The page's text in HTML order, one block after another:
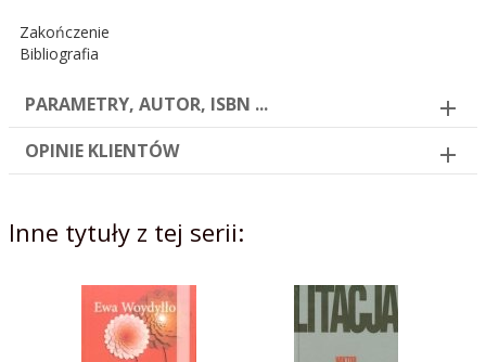
Zakończenie
Bibliografia
PARAMETRY, AUTOR, ISBN ...
OPINIE KLIENTÓW
Inne tytuły z tej serii: